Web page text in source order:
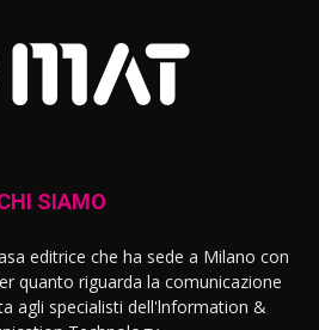
SIAMO
editrice che ha sede a Milano con
quanto riguarda la comunicazione
agli specialisti dell'lnformation &